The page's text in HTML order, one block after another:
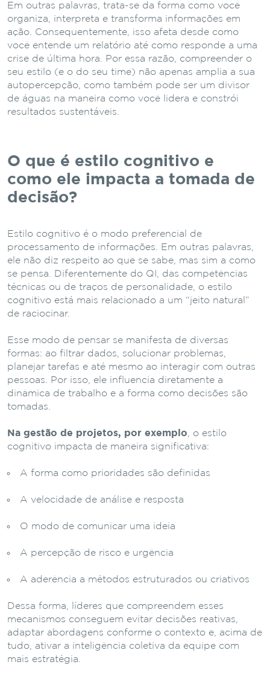
Em outras palavras, trata-se da forma como você
organiza, interpreta e transforma informações em
ação. Consequentemente, isso afeta desde como
você entende um relatório até como responde a uma
crise de última hora. Por essa razão, compreender o
seu estilo (e o do seu time) não apenas amplia a sua
autopercepção, como também pode ser um divisor
de águas na maneira como você lidera e constrói
resultados sustentáveis.
O que é estilo cognitivo e
como ele impacta a tomada de
decisão?
Estilo cognitivo é o modo preferencial de
processamento de informações. Em outras palavras,
ele não diz respeito ao que se sabe, mas sim a como
se pensa. Diferentemente do QI, das competências
técnicas ou de traços de personalidade, o estilo
cognitivo está mais relacionado a um “jeito natural”
de raciocinar.
Esse modo de pensar se manifesta de diversas
formas: ao filtrar dados, solucionar problemas,
planejar tarefas e até mesmo ao interagir com outras
pessoas. Por isso, ele influencia diretamente a
dinâmica de trabalho e a forma como decisões são
tomadas.
Na gestão de projetos, por exemplo , o estilo
cognitivo impacta de maneira significativa:
A forma como prioridades são definidas
A velocidade de análise e resposta
O modo de comunicar uma ideia
A percepção de risco e urgência
A aderência a métodos estruturados ou criativos
Dessa forma, líderes que compreendem esses
mecanismos conseguem evitar decisões reativas,
adaptar abordagens conforme o contexto e, acima de
tudo, ativar a inteligência coletiva da equipe com
mais estratégia.